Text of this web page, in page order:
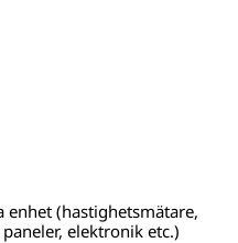
enhet (hastighetsmätare,
elektronik etc.)